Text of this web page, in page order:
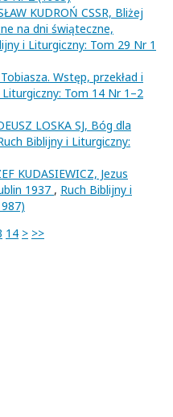
KUDROŃ CSSR, Bliżej
na dni świąteczne,
i Liturgiczny: Tom 29 Nr 1
Wstęp, przekład i
Liturgiczny: Tom 14 Nr 1–2
LOSKA SJ, Bóg dla
Biblijny i Liturgiczny:
KUDASIEWICZ, Jezus
1937 , Ruch Biblijny i
14 > >>